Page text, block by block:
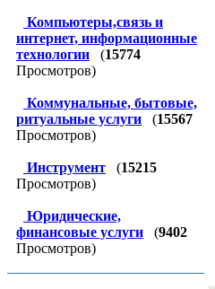
Компьютеры,связь и
интернет, информационные
технологии
(15774
Просмотров)
Коммунальные, бытовые,
ритуальные услуги
(15567
Просмотров)
Инструмент (15215
Просмотров)
Юридические,
финансовые услуги
(9402
Просмотров)